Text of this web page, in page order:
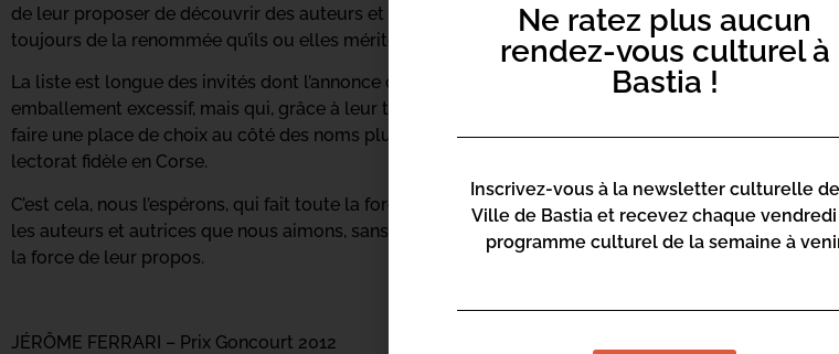
de leur proposer de découvrir des auteurs et autrices d’immense talent, qui ne bénéficient pas
toujours de la renommée qu’ils ou elles méritent.
La liste est longue des invités dont l’annonce de la présence à Libri Mondi n’avait pas suscité un
emballement excessif, mais qui, grâce à leur talent, et à la curiosité du public insulaire, ont su se
faire une place de choix au côté des noms plus connus, et bénéficient depuis leur venue d’un
lectorat fidèle en Corse.
C’est cela, nous l’espérons, qui fait toute la force de ces rencontres littéraires. Défendre les livres et
les auteurs et autrices que nous aimons, sans autre critère de choix que la qualité de leur texte. Et
la force de leur propos.
JÉRÔME FERRARI – Prix Goncourt 2012
Ne ratez plus aucun
rendez-vous culturel à
Bastia !
Inscrivez-vous à la newsletter culturelle
Ville de Bastia et recevez chaque
programme culturel de la semaine à